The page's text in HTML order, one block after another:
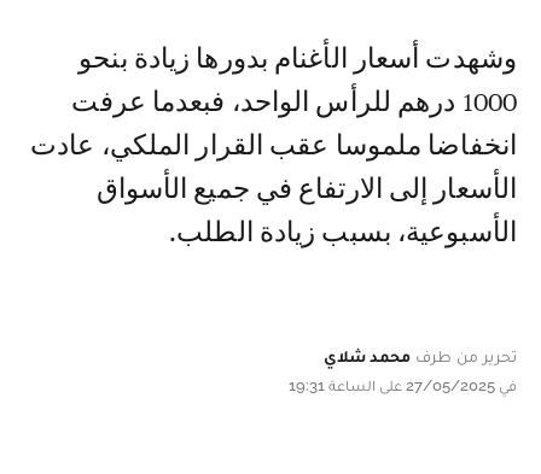
وشهدت أسعار الأغنام بدورها زيادة بنحو
1000 درهم للرأس الواحد، فبعدما عرفت
انخفاضا ملموسا عقب القرار الملكي، عادت
الأسعار إلى الارتفاع في جميع الأسواق
الأسبوعية، بسبب زيادة الطلب.
تحرير من طرف محمد شلاي
في 27/05/2025 على الساعة 19:31